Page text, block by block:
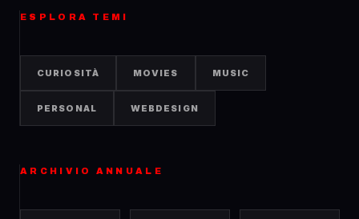
ESPLORA TEMI
CURIOSITÀ MOVIES MUSIC
PERSONAL WEBDESIGN
ARCHIVIO ANNUALE